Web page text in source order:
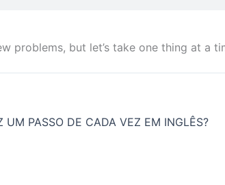
problems, but let’s take one thing at a
UM PASSO DE CADA VEZ EM INGLÊS?